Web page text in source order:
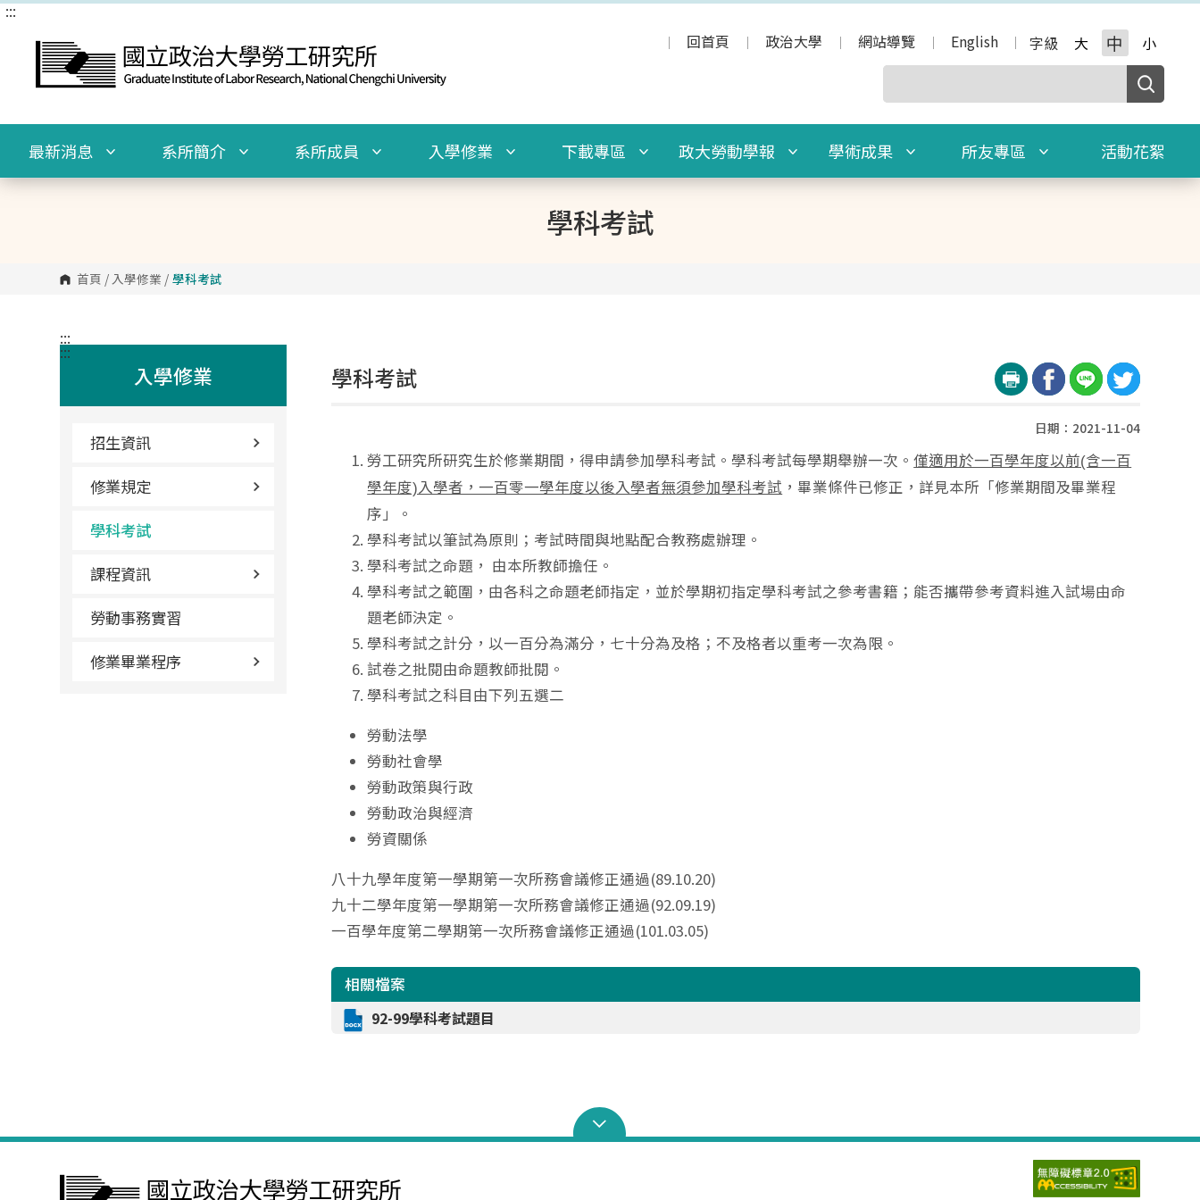
跳
:::
回首頁
政治大學 網站導覽 English 字級 大 中 小
最新消息 系所簡介 系所成員 入學修業 下載專區 政大勞動學報 學術成果 所友專區 活動花絮
學科考試
首頁 /入學修業 / 學科考試
:::
入學修業
招生資訊
修業規定
學科考試
課程資訊
勞動事務實習
修業畢業程序
:::
學科考試
日期：2021-11-04
勞工研究所研究生於修業期間，得申請參加學科考試。學科考試每學期舉辦一次。僅適用於一百學年度以前(含一百
學年度)入學者，一百零一學年度以後入學者無須參加學科考試 ，畢業條件已修正，詳見本所「修業期間及畢業程
序」。
學科考試以筆試為原則；考試時間與地點配合教務處辦理。
學科考試之命題， 由本所教師擔任。
學科考試之範圍，由各科之命題老師指定，並於學期初指定學科考試之參考書籍；能否攜帶參考資料進入試場由命
題老師決定。
學科考試之計分，以一百分為滿分，七十分為及格；不及格者以重考一次為限。
試卷之批閱由命題教師批閱。
學科考試之科目由下列五選二
勞動法學
勞動社會學
勞動政策與行政
勞動政治與經濟
勞資關係
八十九學年度第一學期第一次所務會議修正通過(89.10.20)
九十二學年度第一學期第一次所務會議修正通過(92.09.19)
一百學年度第二學期第一次所務會議修正通過(101.03.05)
相關檔案
92-99學科考試題目